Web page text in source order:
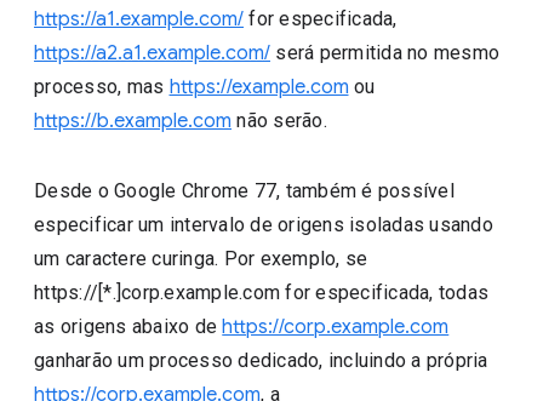
https://a1.example.com/ for especificada,
https://a2.a1.example.com/ será permitida no mesmo
processo, mas https://example.com ou
https://b.example.com não serão.
Desde o Google Chrome 77, também é possível
especificar um intervalo de origens isoladas usando
um caractere curinga. Por exemplo, se
https://[*.]corp.example.com for especificada, todas
as origens abaixo dehttps://corp.example.com
ganharão um processo dedicado, incluindo a própria
https://corp.example.com, a